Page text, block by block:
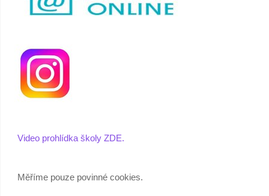
Video prohlídka školy ZDE.
Měříme pouze povinné cookies.